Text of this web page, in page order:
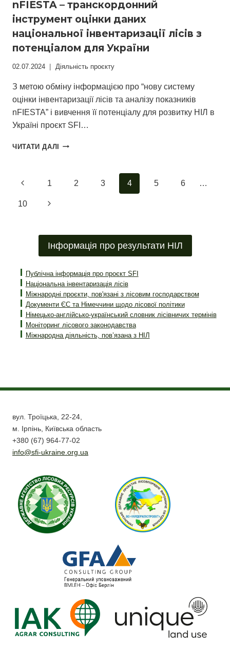
nFIESTA – транскордонний
інструмент оцінки даних
національної інвентаризації лісів з
потенціалом для України
02.07.2024 Діяльність проєкту
З метою обміну інформацією про “нову систему
оцінки інвентаризації лісів та аналізу показників
nFIESTA” і вивчення її потенціалу для розвитку НІЛ в
Україні проєкт SFI…
ЧИТАТИ ДАЛІ
NFIESTA
ОЦІНКИ
З
ПОТЕНЦІАЛОМ
ДЛЯ
Навігація
за
Попередня
сторінка
1 2 3 4 5 6 …
10 Наступна
Інформація про результати НІЛ
Публічна інформація про проєкт SFI
Національна інвентаризація лісів
Міжнародні проєкти, пов'язані з лісовим господарством
Документи ЄС та Німеччини щодо лісової політики
Німецько-англійсько-український словник лісівничих термінів
Моніторинг лісового законодавства
Міжнародна діяльність, пов’язана з НІЛ
вул. Троїцька, 22-24,
м. Ірпінь, Київська область
+380 (67) 964-77-02
info@sfi-ukraine.org.ua